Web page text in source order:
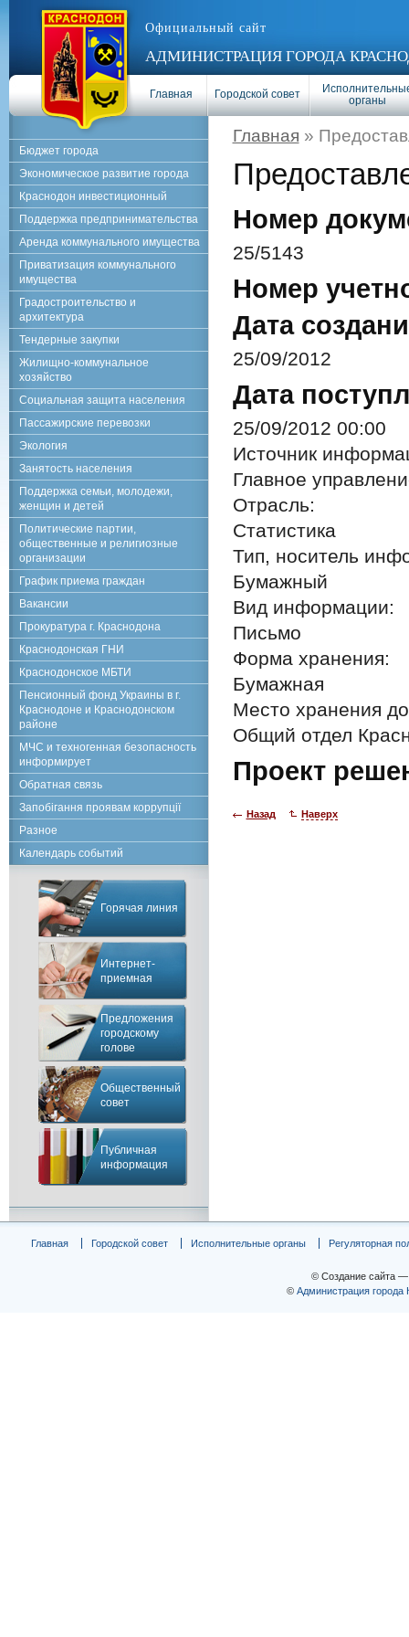
Официальный сайт
АДМИНИСТРАЦИЯ ГОРОДА
Главная Городской совет
органы
Главная »
Номер
25/5143
Номер
Дата
25/09/2012
Дата
25/09/2012 00:00
Источник
Главное
Отрасль:
Статистика
Тип, носитель
Бумажный
Вид информации:
Письмо
Форма хранения:
Бумажная
Место хранения
Общий отдел
Проект
Назад Наверх
Бюджет города
Экономическое развитие города
Краснодон инвестиционный
Поддержка предпринимательства
Аренда коммунального имущества
Приватизация коммунального
имущества
Градостроительство и
архитектура
Тендерные закупки
Жилищно-коммунальное
хозяйство
Социальная защита населения
Пассажирские перевозки
Экология
Занятость населения
Поддержка семьи, молодежи,
женщин и детей
Политические партии,
общественные и религиозные
организации
График приема граждан
Вакансии
Прокуратура г. Краснодона
Краснодонская ГНИ
Краснодонское МБТИ
Пенсионный фонд Украины в г.
Краснодоне и Краснодонском
районе
МЧС и техногенная безопасность
информирует
Обратная связь
Запобігання проявам коррупції
Разное
Календарь событий
Горячая линия
Интернет-
приемная
Предложения
городскому
голове
Общественный
совет
Публичная
информация
Главная Городской совет Исполнительные органы Регуляторная
© Создание сайта
© Администрация города